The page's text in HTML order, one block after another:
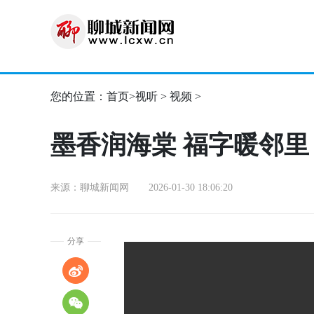
您的位置： 首页>视听 > 视频 >
墨香润海棠 福字暖邻里
来源：聊城新闻网 2026-01-30 18:06:20
分享